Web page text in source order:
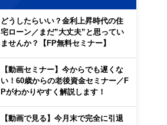
どうしたらいい？金利上昇時代の住
宅ローン／まだ”大丈夫”と思ってい
ませんか？【FP無料セミナー】
【動画セミナー】今からでも遅くな
い！60歳からの老後資金セミナー／F
Pがわかりやすく解説します！
【動画で見る】今月末で完全に引退